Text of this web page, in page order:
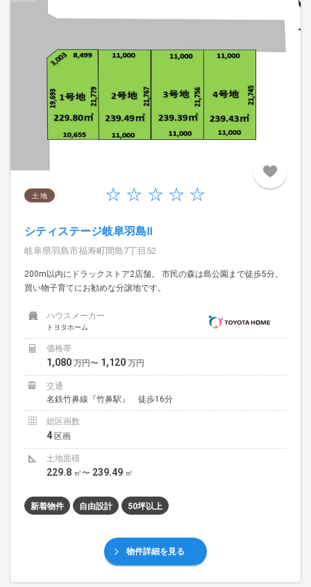
土 地
シティステージ岐阜羽島Ⅱ
岐阜県羽島市福寿町間島7丁目52
200m以内にドラックストア2店舗。 市民の森は島公園まで徒歩5分。
買い物子育てにお勧めな分譲地です。
ハウスメーカー
トヨタホーム
価格帯
1,080 万円〜 1,120 万円
交通
名鉄竹鼻線『竹鼻駅』 徒歩16分
総区画数
4 区画
土地面積
229.8 ㎡〜 239.49 ㎡
新着物件 自由設計 50坪以上
物件詳細を見る